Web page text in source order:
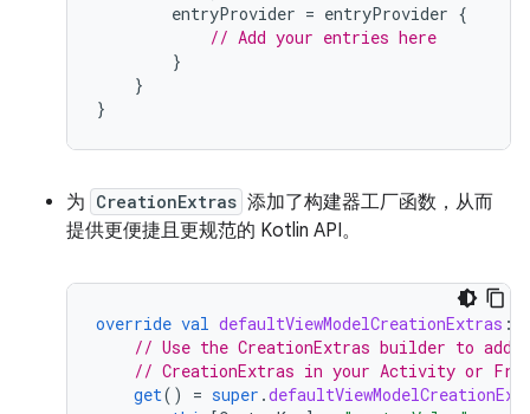
entryProvider = entryProvider {
// Add your entries here
}
}
}
为 CreationExtras 添加了构建器工厂函数，从而
提供更便捷且更规范的 Kotlin API。
override val defaultViewModelCreationExtras :
// Use the CreationExtras builder to add
// CreationExtras in your Activity or
get() = super .